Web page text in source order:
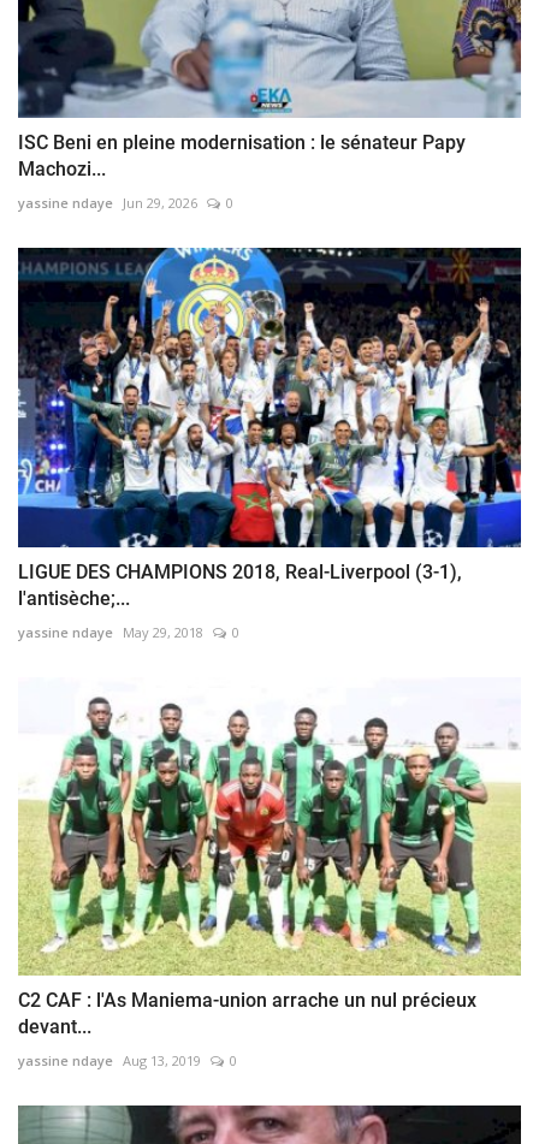
ISC Beni en pleine modernisation : le sénateur Papy
Machozi...
yassine ndaye Jun 29, 2026 0
LIGUE DES CHAMPIONS 2018, Real-Liverpool (3-1),
l'antisèche;...
yassine ndaye May 29, 2018 0
C2 CAF : l'As Maniema-union arrache un nul précieux
devant...
yassine ndaye Aug 13, 2019 0